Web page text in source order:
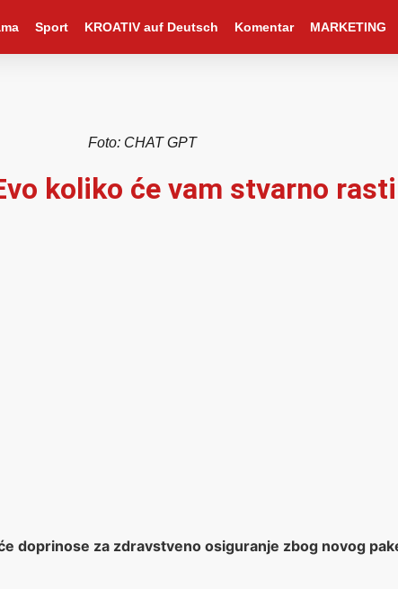
Sport KROATIV auf Deutsch Komentar MARKETING
Foto: CHAT GPT
koliko će vam stvarno
doprinose za zdravstveno osiguranje zbog novog